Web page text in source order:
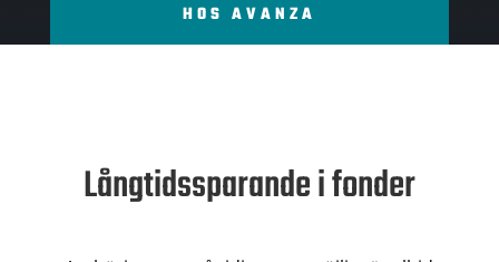
HOS AVANZA
Långtidssparande i fonder